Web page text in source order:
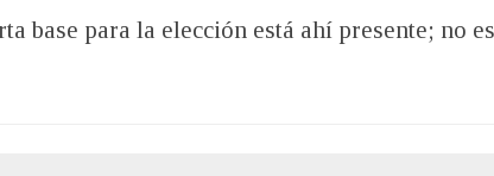
base para la elección está ahí presente; no